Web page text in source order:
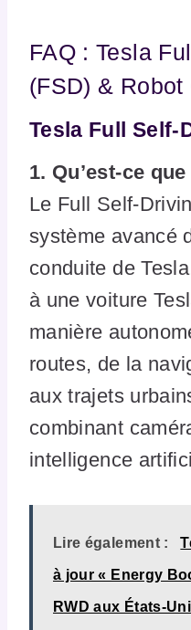
FAQ : Tesla
(FSD) & Robot
Tesla Full Self-
1. Qu’est-ce
Le Full Self-
système avancé
conduite de
à une voiture
manière
routes, de la
aux trajets
combinant
intelligence
Lire également :
à jour « Energy
RWD aux États-